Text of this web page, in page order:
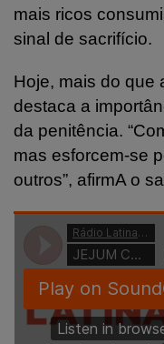
mais ricos
sinal de sacrifício.
Hoje, mais do que
destaca a
da penitência.
mas esforcem-se
outros”, afirmA o